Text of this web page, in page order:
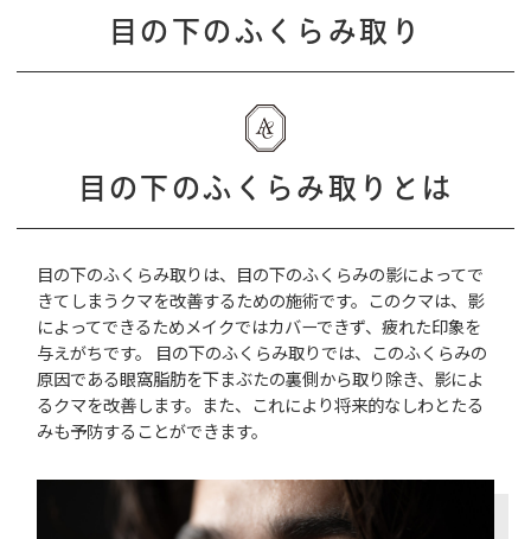
目の下のふくらみ取り
目の下のふくらみ取りとは
目の下のふくらみ取りは、目の下のふくらみの影によってで
きてしまうクマを改善するための施術です。このクマは、影
によってできるためメイクではカバーできず、疲れた印象を
与えがちです。 目の下のふくらみ取りでは、このふくらみの
原因である眼窩脂肪を下まぶたの裏側から取り除き、影によ
るクマを改善します。また、これにより将来的なしわとたる
みも予防することができます。